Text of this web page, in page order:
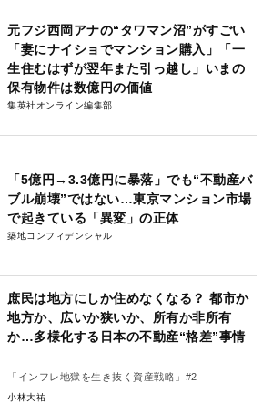
元フジ西岡アナの“タワマン沼”がすごい
「妻にナイショでマンション購入」「一
生住むはずが翌年また引っ越し」いまの
保有物件は数億円の価値
集英社オンライン編集部
「5億円→3.3億円に暴落」でも“不動産バ
ブル崩壊”ではない…東京マンション市場
で起きている「異変」の正体
築地コンフィデンシャル
庶民は地方にしか住めなくなる？ 都市か
地方か、広いか狭いか、所有か非所有
か…多様化する日本の不動産“格差”事情
「インフレ地獄を生き抜く資産戦略」#2
小林大祐